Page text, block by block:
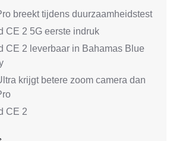
breekt tijdens duurzaamheidstest
CE 2 5G eerste indruk
CE 2 leverbaar in Bahamas Blue
krijgt betere zoom camera dan
CE 2